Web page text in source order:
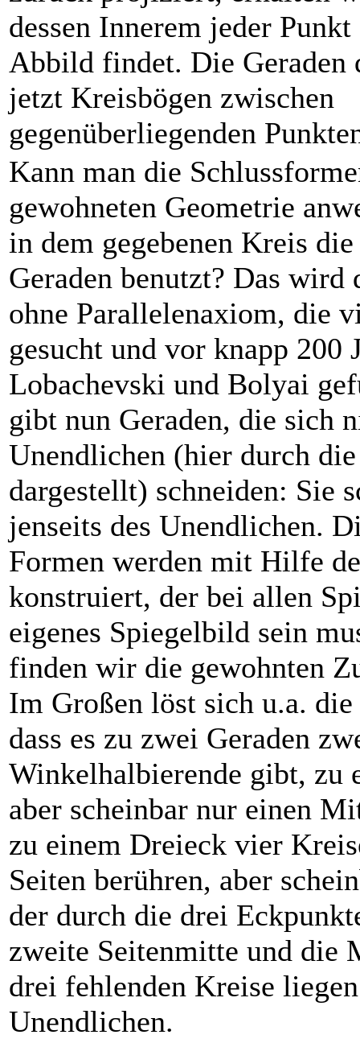
dessen Innerem jeder
Abbild findet. Die Geraden
jetzt Kreisbögen zwischen
gegenüberliegenden
Kann man die
gewohneten Geometrie
in dem gegebenen Kreis
Geraden benutzt? Das wird
ohne Parallelenaxiom, die
gesucht und vor knapp 200
Lobachevski und Bolyai
gibt nun Geraden, die sich
Unendlichen (hier durch
dargestellt) schneiden: Sie
jenseits des Unendlichen.
Formen werden mit Hilfe
konstruiert, der bei allen
eigenes Spiegelbild sein
finden wir die gewohnten
Im Großen löst sich u.a.
dass es zu zwei Geraden
Winkelhalbierende gibt, zu
aber scheinbar nur einen
zu einem Dreieck vier
Seiten berühren, aber
der durch die drei
zweite Seitenmitte und die
drei fehlenden Kreise
Unendlichen.